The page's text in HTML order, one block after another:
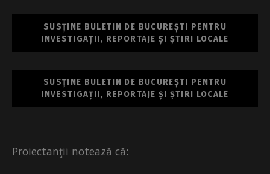
SUSȚINE BULETIN DE BUCUREȘTI PENTRU
INVESTIGAȚII, REPORTAJE ȘI ȘTIRI LOCALE
SUSȚINE BULETIN DE BUCUREȘTI PENTRU
INVESTIGAȚII, REPORTAJE ȘI ȘTIRI LOCALE
Proiectanţii notează că: